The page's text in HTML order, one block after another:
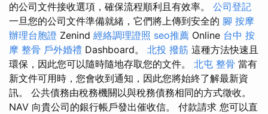
的公司文件接收選項，確保流程順利且有效率。 公司登記
一旦您的公司文件準備就緒，它們將上傳到安全的 腳 按摩
辦理台胞證 Zenind 經絡調理證照 seo推薦 Online 台中 按
摩 整骨 戶外婚禮 Dashboard。 北投 撥筋 這種方法快速且
環保，因此您可以隨時隨地存取您的文件。 北屯 整骨 當有
新文件可用時，您會收到通知，因此您將始終了解最新資
訊。 公共債務由稅務機關以與稅務債務相同的方式徵收。
NAV 向貴公司的銀行帳戶發出催收信。 付款請求 您可以直